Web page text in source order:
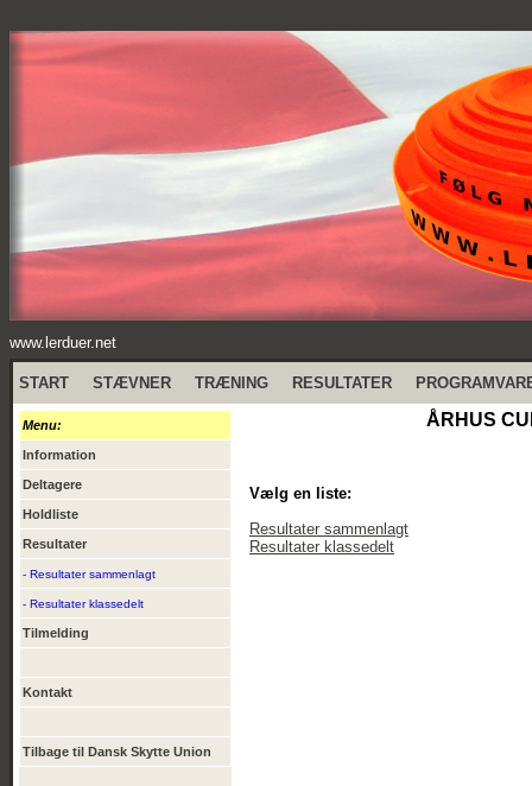
www.lerduer.net
START STÆVNER TRÆNING RESULTATER
Menu:
Information
Deltagere
Holdliste
Resultater
- Resultater sammenlagt
- Resultater klassedelt
Tilmelding
Kontakt
Tilbage til Dansk Skytte Union
ÅRHUS
Vælg en liste:
Resultater sammenlagt
Resultater klassedelt